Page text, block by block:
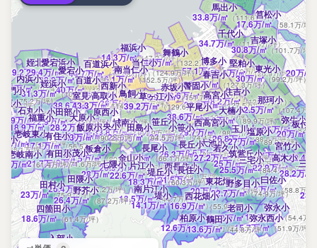
南当仁小
46.1万/㎡（152.5万/坪）
小笹小
22.5万/㎡（74.4万/坪）
平尾小
38.6万/㎡（127.5万/坪）
当仁小
37.8万/㎡（124.9万/坪） 春吉小
38.5万/㎡（127.3万/坪）
福浜小
14.3万/㎡（47.2万/坪）
笹丘小
25万/㎡（82.6万/坪）
舞鶴小
40万/㎡（132.2万/坪）
草ヶ江小
39.2万/㎡（129.6万/坪）
警固小
38.6万/㎡（127.5万/坪）
赤坂小
45.9万/㎡（151.7万/坪）
高宮小
38.6万/㎡（127.5万/坪）
三
28.2万/㎡
住吉小
38.2万/㎡（126.2万/坪）
千代小
34.7万/㎡（114.6万/坪）
博多小
57.1万/㎡（188.9万/坪）
吉塚小
30.8万/㎡（101.7万/坪）
堅粕小
38.4万/㎡（126.9万/坪）
席
20万/㎡
弥生小
25万/㎡（82.6
東光小
30万/㎡（99.2万/坪）
板付
20万/㎡
22.4万
那珂小
32.5万/㎡（107.4万/
筥松小
17.6万/㎡（58.1万/坪）
馬出小
33.8万/㎡ （111.6万/坪）
七隈小
28万/㎡（92.6万/坪）
南片江小
13.5万/㎡（44.7万/坪）
城南小
33.8万/㎡（111.9万/坪）
堤丘小
18.3万/㎡（60.3万/坪）
堤小
14.1万/㎡（46.7万/坪）
片江小
22.6万/㎡（74.7万/坪）
田島小
28.6万/㎡（94.5万/坪）
西長住小
20万/㎡（66.1万/坪）
金山小
26.9万/㎡（89万/坪）
長尾小
20万/㎡（66.1万/坪）
鳥飼小
36万/㎡（119万/坪）
三宅小
25.5万/㎡（84.4万/坪）
塩原小
27万/㎡（89.3万/坪）
大楠小
27.2万/㎡（89.9万/坪）
大池小
18.5万/㎡（61万/坪）
宮竹小
24万/㎡（79.3万/
弥永小
16.5万/㎡（54.4万/
弥永西小
15.7万/㎡（51.9万/坪）
曰佐小
17.8万/㎡（58.8万/坪
東花畑小
20万/㎡（66.1万/坪）
柏原小
12.6万/㎡（41.7万/坪）
玉川小
26.8万/㎡（88.6万/坪）
筑紫丘小
25万/㎡（82.6万/坪）
老司小
21.2万/㎡（70万/坪）
若久小
27.2万/㎡（89.9万/坪）
西花畑小
16.9万/㎡（55.9万/坪）
西高宮小
29.7万/㎡（98.2万/坪）
野多目小
22.7万/㎡（74.9万/坪）
長丘小
26.3万/㎡（86.8万/坪）
長住小
21.5万/㎡（71万/坪）
高木小
22.9万/㎡（75.6
鶴田小
13.6万/㎡（44.8万/坪）
門小
/㎡（75.2万/坪）
内浜小
万/㎡（97.4万/坪）
原小
/㎡（71.2万/坪）
壱岐南小
万/㎡（61.4万/坪）
小
（66.1万/坪）
壱岐東小
20万/㎡（66.1万/坪）
姪北小
29.2万/㎡（96.6万/坪）
姪浜小
31.3万/㎡（103.3万/坪）
愛宕小
28.8万/㎡（95万/坪）
愛宕浜小
29.4万/㎡（97.2万/坪）
石丸小
万/㎡（75.6万/坪）
福重小
18.9万/㎡（62.4万/坪）
62.9万/坪）
入部小
原西小
27.1万/㎡（89.7万/坪）
四箇田小
18.6万/㎡（61.4万/坪）
大原小
28.2万/㎡（93.3万/坪）
室見小
38.6万/㎡（127.5万/坪）
小田部小
22.9万/㎡（75.6万/坪）
有住小
17.1万/㎡（56.5万/坪）
有田小
21.7万/㎡（71.6万/坪）
田村小
23万/㎡（75.9万/坪）
田隈小
26.4万/㎡（87.2万/坪）
百道小
40万/㎡（132.2万/坪）
百道浜小
44.7万/㎡（147.8万/坪）
西新小
46.2万/㎡（152.7万/坪）
賀茂小
28.3万/㎡（93.6万/坪）
野芥小
26.4万/㎡（87.2万/坪）
飯倉中央小
24.8万/㎡（82万/坪）
飯倉小
24.5万/㎡（80.8万/坪）
飯原小
27.3万/㎡（90.2万/坪）
高取小
43.3万/㎡（143.3万/坪）